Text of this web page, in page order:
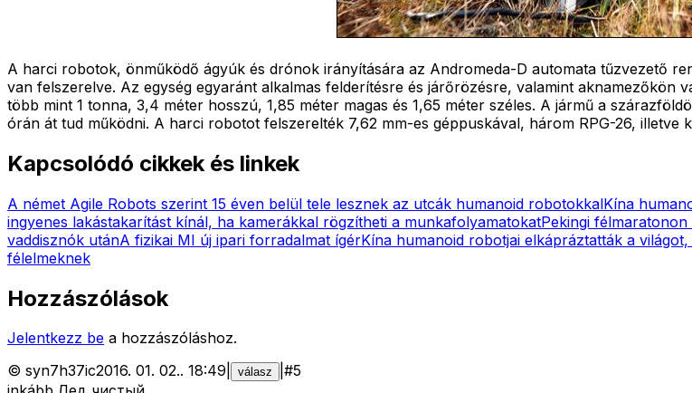
A harci robotok, önműködő ágyúk és drónok irányítására az Andromeda-D automata tűzvezető
van felszerelve. Az egység egyaránt alkalmas felderítésre és járőrözésre, valamint aknamezőkön
több mint 1 tonna, 3,4 méter hosszú, 1,85 méter magas és 1,65 méter széles. A jármű a
órán át tud működni. A harci robotot felszerelték 7,62 mm-es géppuskával, három RPG-26, illetve
Kapcsolódó cikkek és linkek
A német Agile Robots szerint 15 éven belül tele lesznek az utcák humanoid robotokkalKína
ingyenes lakástakarítást kínál, ha kamerákkal rögzítheti a munkafolyamatokatPekingi
vaddisznók utánA fizikai MI új ipari forradalmat ígérKína humanoid robotjai elkápráztatták a
félelmeknek
Hozzászólások
Jelentkezz be a hozzászóláshoz.
© syn7h37ic2016. 01. 02.. 18:49 válasz #5